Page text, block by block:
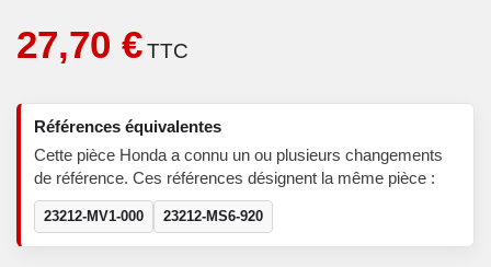
27,70 €TTC
Références équivalentes
Cette pièce Honda a connu un ou plusieurs changements
de référence. Ces références désignent la même pièce :
23212-MV1-000 23212-MS6-920